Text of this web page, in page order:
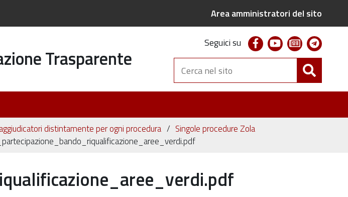
Area amministratori del sito
Trasparente
Seguici su facebookyoutubenewsletter
Cerca
nel
sito
distintamente per ogni procedura
Singole procedure Zola